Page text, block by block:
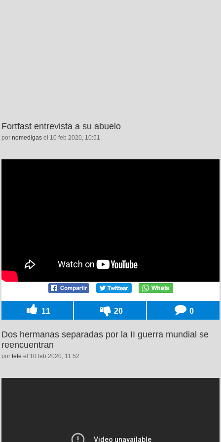
Fortfast entrevista a su abuelo
por nomedigas el 10 feb 2020, 10:51
11 20 0
Dos hermanas separadas por la II guerra mundial se
reencuentran
por tete el 10 feb 2020, 11:52